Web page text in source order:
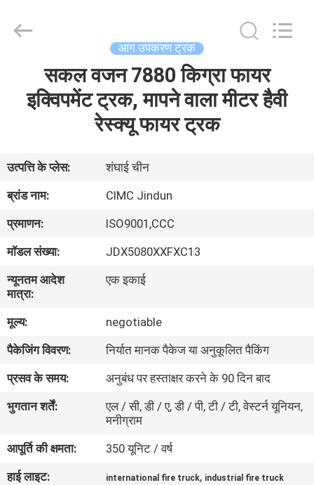
हमारे
बारे
में
कारखाना
भ्रमण
गुणवत्ता
नियंत्रण
संपर्क
समाचार
Equipment
आग उपकरण ट्रक
सकल वजन 7880 किग्रा फायर
इक्विपमेंट ट्रक, मापने वाला मीटर हैवी
रेस्क्यू फायर ट्रक
उत्पत्ति के प्लेस:
शंघाई चीन
ब्रांड नाम:
CIMC Jindun
प्रमाणन:
ISO9001,CCC
मॉडल संख्या:
JDX5080XXFXC13
न्यूनतम आदेश
मात्रा:
एक इकाई
मूल्य:
negotiable
पैकेजिंग विवरण:
निर्यात मानक पैकेज या अनुकूलित पैकिंग
प्रसव के समय:
अनुबंध पर हस्ताक्षर करने के 90 दिन बाद
भुगतान शर्तें:
एल / सी, डी / ए, डी / पी, टी / टी, वेस्टर्न यूनियन,
मनीग्राम
आपूर्ति की क्षमता:
350 यूनिट / वर्ष
हाई लाइट:
international fire truck, industrial fire truck